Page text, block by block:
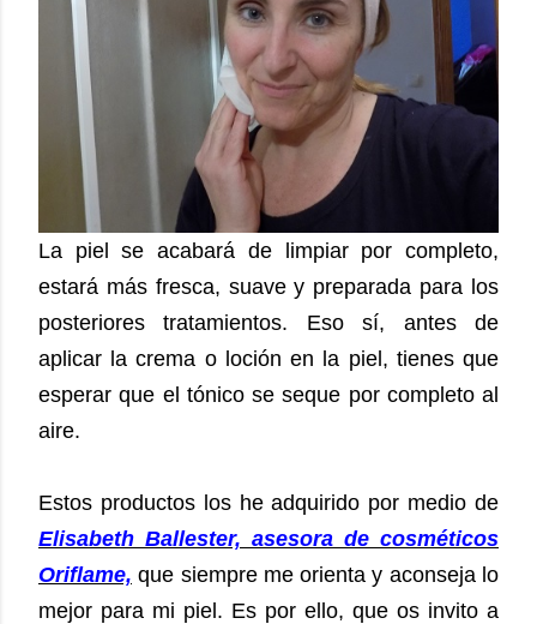
La piel se acabará de limpiar por completo,
estará más fresca, suave y preparada para los
posteriores tratamientos. Eso sí, antes de
aplicar la crema o loción en la piel, tienes que
esperar que el tónico se seque por completo al
aire.
Estos productos los he adquirido por medio de
Elisabeth Ballester, asesora de cosméticos
Oriflame, que siempre me orienta y aconseja lo
mejor para mi piel. Es por ello, que os invito a